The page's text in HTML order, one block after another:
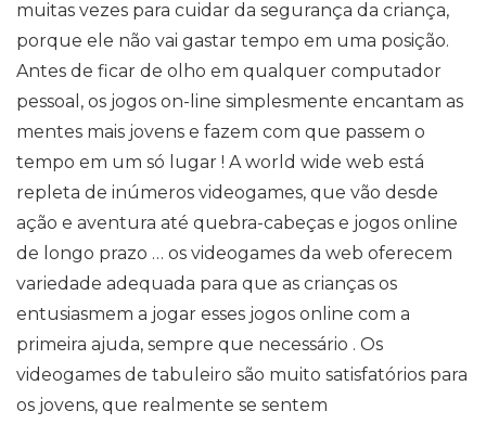
muitas vezes para cuidar da segurança da criança,
porque ele não vai gastar tempo em uma posição.
Antes de ficar de olho em qualquer computador
pessoal, os jogos on-line simplesmente encantam as
mentes mais jovens e fazem com que passem o
tempo em um só lugar ! A world wide web está
repleta de inúmeros videogames, que vão desde
ação e aventura até quebra-cabeças e jogos online
de longo prazo … os videogames da web oferecem
variedade adequada para que as crianças os
entusiasmem a jogar esses jogos online com a
primeira ajuda, sempre que necessário . Os
videogames de tabuleiro são muito satisfatórios para
os jovens, que realmente se sentem